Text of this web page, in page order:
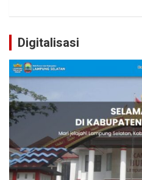
Digitalisasi